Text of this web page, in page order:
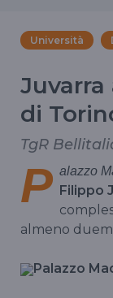
Università
Juvarra
di
TgR
P alazzo
Filippo
almeno
Palazzo